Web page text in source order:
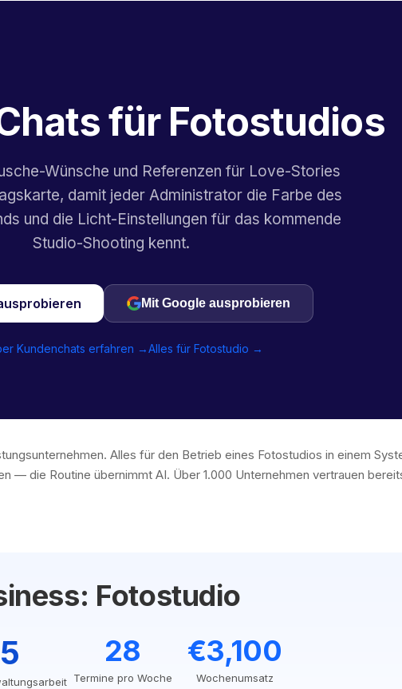
für Fotostudios
Wünsche und Referenzen für Love-Stories
damit jeder Administrator die Farbe des
und die Licht-Einstellungen für das kommende
Studio-Shooting kennt.
Mit Google ausprobieren
Kundenchats erfahren →Alles für Fotostudio →
Alles für den Betrieb eines Fotostudios in einem
— die Routine übernimmt AI. Über 1.000 Unternehmen vertrauen
Fotostudio
28
Termine pro Woche
€3,100
Wochenumsatz